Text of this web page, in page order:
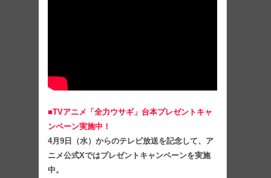
■TVアニメ「全力ウサギ」台本プレゼントキャ
ンペーン実施中！
4月9日（水）からのテレビ放送を記念して、ア
ニメ公式Xではプレゼントキャンペーンを実施
中。